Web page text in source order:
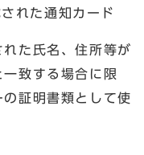
れた通知カード
た氏名、住所等が
致する場合に限
証明書類として使